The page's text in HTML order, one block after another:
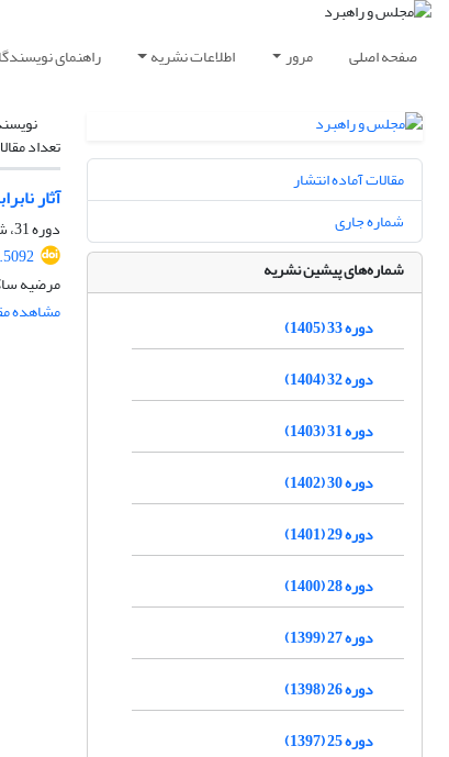
صفحه اصلی مرور اطلاعات نشریه راهنمای
تعداد
آثار
دوره 31، شماره 117، بهار 1403، صفحه
مرضیه
مشاهده
مقالات آماده انتشار
شماره جاری
شماره‌های پیشین نشریه
دوره 33 (1405)
دوره 32 (1404)
دوره 31 (1403)
دوره 30 (1402)
دوره 29 (1401)
دوره 28 (1400)
دوره 27 (1399)
دوره 26 (1398)
دوره 25 (1397)